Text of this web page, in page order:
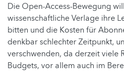
Die Open-Access-Bewegung
wissenschaftliche Verlage ihre
bitten und die Kosten für
denkbar schlechter Zeitpunkt,
verschwenden, da derzeit viele
Budgets, vor allem auch im